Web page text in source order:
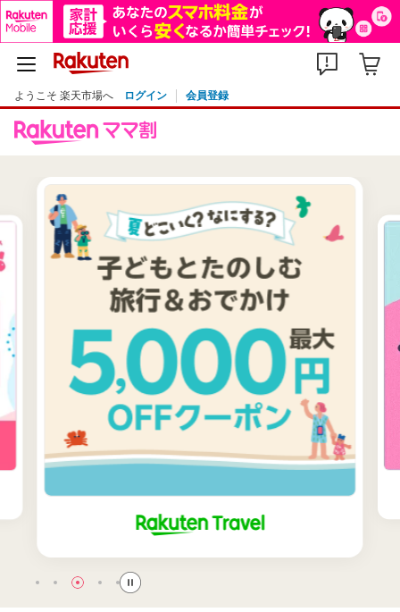
ようこそ 楽天市場へ ログイン 会員登録